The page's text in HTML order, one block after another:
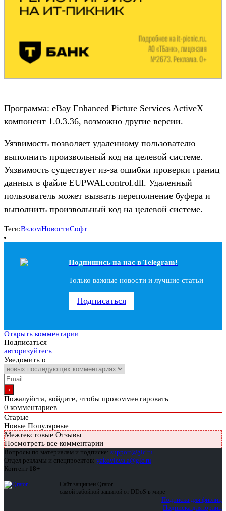
Программа: eBay Enhanced Picture Services ActiveX
компонент 1.0.3.36, возможно другие версии.
Уязвимость позволяет удаленному пользователю
выполнить произвольный код на целевой системе.
Уязвимость существует из-за ошибки проверки границ
данных в файле EUPWALcontrol.dll. Удаленный
пользователь может вызвать переполнение буфера и
выполнить произвольный код на целевой системе.
Теги:ВзломНовостиСофт
Подпишись на наc в Telegram!
Только важные новости и лучшие статьи
Подписаться
Открыть комментарии
Подписаться
авторизуйтесь
Уведомить о
Пожалуйста, войдите, чтобы прокомментировать
0 комментариев
Старые
Новые Популярные
Межтекстовые Отзывы
Посмотреть все комментарии
Вопросы по материалам и подписке: support@glc.ru
Отдел рекламы и спецпроектов: yakovleva.a@glc.ru
Контент 18+
Сайт защищен Qrator —
самой забойной защитой от DDoS в мире
Подписка для физлиц
Подписка для юрлиц